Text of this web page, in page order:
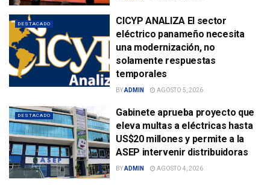
DESTACADO
CICYP ANALIZA El sector
eléctrico panameño necesita
una modernización, no
solamente respuestas
temporales
BYADMIN AGOSTO 5, 2026
DESTACADO
Gabinete aprueba proyecto que
eleva multas a eléctricas hasta
US$20 millones y permite a la
ASEP intervenir distribuidoras
BYADMIN AGOSTO 4, 2026